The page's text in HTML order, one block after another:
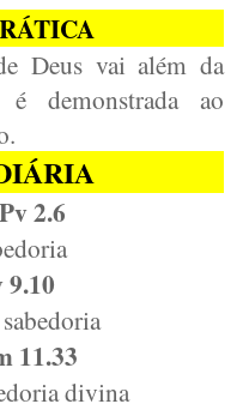
Deus vai além da
é demonstrada ao
2.6
9.10
11.33
divina